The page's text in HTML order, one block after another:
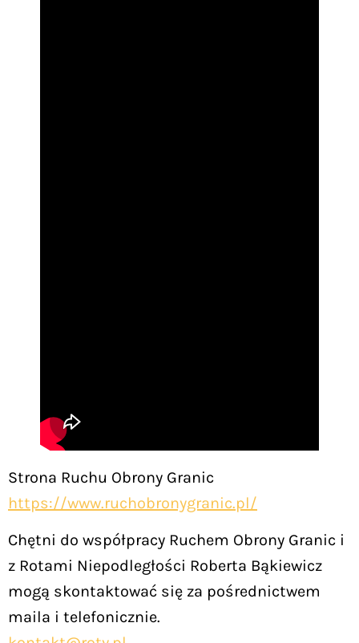
Strona Ruchu Obrony Granic
https://www.ruchobronygranic.pl/
Chętni do współpracy Ruchem Obrony Granic i
z Rotami Niepodległości Roberta Bąkiewicz
mogą skontaktować się za pośrednictwem
maila i telefonicznie.